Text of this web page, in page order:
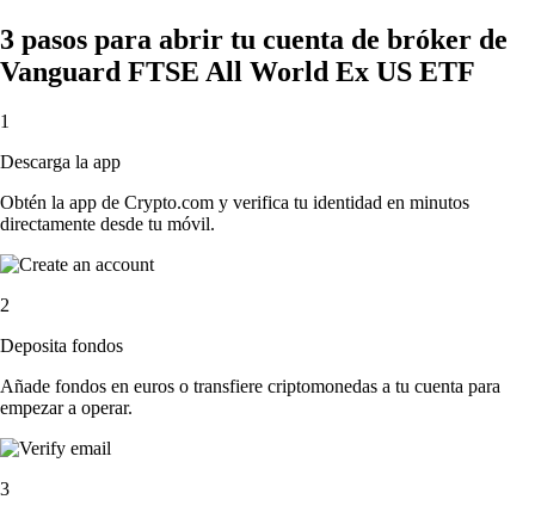
3 pasos para abrir tu cuenta de bróker de
Vanguard FTSE All World Ex US ETF
1
Descarga la app
Obtén la app de Crypto.com y verifica tu identidad en minutos
directamente desde tu móvil.
2
Deposita fondos
Añade fondos en euros o transfiere criptomonedas a tu cuenta para
empezar a operar.
3